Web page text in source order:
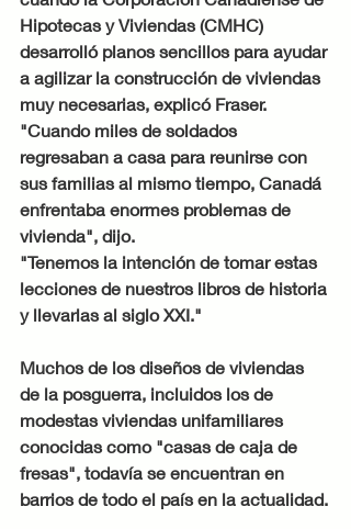
Hipotecas y Viviendas (CMHC)
desarrolló planos sencillos para ayudar
a agilizar la construcción de viviendas
muy necesarias, explicó Fraser.
"Cuando miles de soldados
regresaban a casa para reunirse con
sus familias al mismo tiempo, Canadá
enfrentaba enormes problemas de
vivienda", dijo.
"Tenemos la intención de tomar estas
lecciones de nuestros libros de historia
y llevarlas al siglo XXI."
Muchos de los diseños de viviendas
de la posguerra, incluidos los de
modestas viviendas unifamiliares
conocidas como "casas de caja de
fresas", todavía se encuentran en
barrios de todo el país en la actualidad.